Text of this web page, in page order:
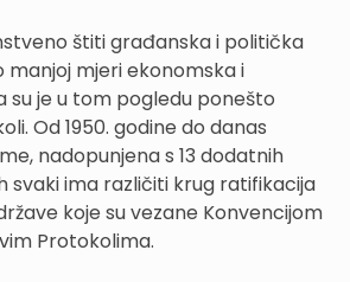
štiti građanska i politička
manjoj mjeri ekonomska i
su je u tom pogledu ponešto
Od 1950. godine do danas
nadopunjena s 13 dodatnih
svaki ima različiti krug ratifikacija
koje su vezane Konvencijom
Protokolima.